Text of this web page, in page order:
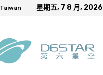
Taiwan 星期五, 7 8 月, 2026